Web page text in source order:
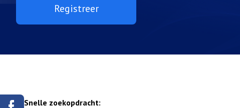
Registreer
Snelle zoekopdracht: